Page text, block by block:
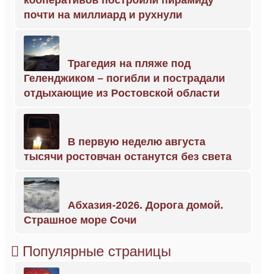
почти на миллиард и рухнули
Трагедия на пляже под
Геленджиком – погибли и пострадали
отдыхающие из Ростовской области
В первую неделю августа
тысячи ростовчан останутся без света
Абхазия-2026. Дорога домой.
Страшное море Сочи
Популярные страницы